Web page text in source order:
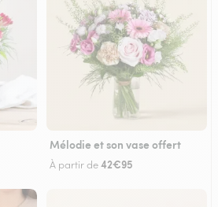
Mélodie et son vase offert
À partir de42€95